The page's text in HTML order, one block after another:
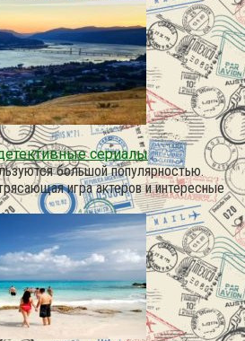
сериалы
большой популярностью.
игра актеров и интересные